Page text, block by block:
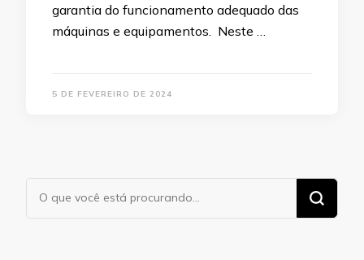
garantia do funcionamento adequado das
máquinas e equipamentos. Neste …
5 DE FEVEREIRO DE 2024
Procurando
algo?